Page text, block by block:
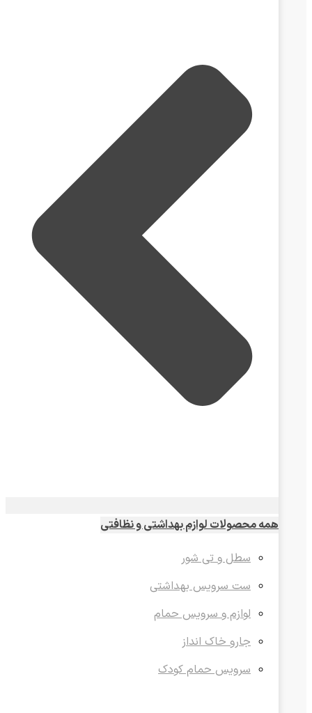
همه محصولات لوازم بهداشتی و نظافتی
سطل و تی شور
ست سرویس بهداشتی
لوازم و سرویس حمام
جارو خاک انداز
سرویس حمام کودک